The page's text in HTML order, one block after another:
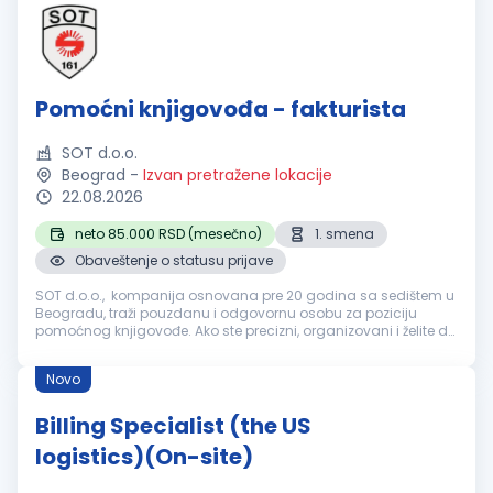
Pomoćni knjigovođa - fakturista
SOT d.o.o.
Beograd - Izvan pretražene lokacije
22.08.2026
neto 85.000 RSD (mesečno)
1. smena
Obaveštenje o statusu prijave
SOT d.o.o., kompanija osnovana pre 20 godina sa sedištem u
Beogradu, traži pouzdanu i odgovornu osobu za poziciju
pomoćnog knjigovođe. Ako ste precizni, organizovani i želite da
profesionalni ra...
Novo
Billing Specialist (the US
logistics)(On-site)